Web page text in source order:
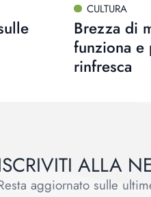
CULTURA
Brezza di
funziona e
rinfresca
ALLA
aggiornato sulle